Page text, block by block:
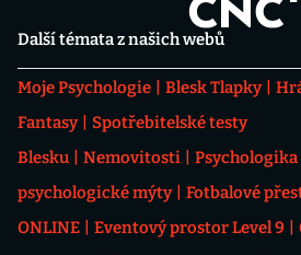
Další témata z našich webů
Moje Psychologie Blesk Tlapky
Fantasy
Spotřebitelské testy
Blesku
Nemovitosti
psychologické mýty
Fotbalové
ONLINE
Eventový prostor Level 9